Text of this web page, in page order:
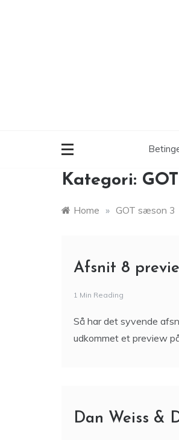
Kategori:
Home » GOT sæson 3
Afsnit 8
1 Min Reading
Så har det syvende
udkommet et preview
Dan Weiss &